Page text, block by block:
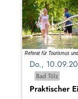
Do.,
Bad Tölz
Praktischer